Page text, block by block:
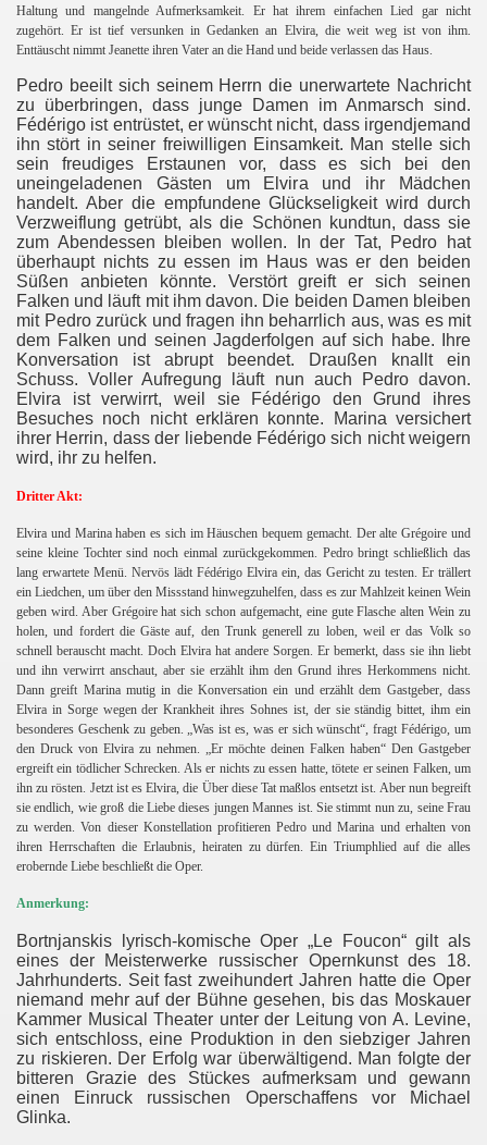
Haltung und mangelnde Aufmerksamkeit. Er hat ihrem einfachen Lied gar nicht
zugehört. Er ist tief versunken in Gedanken an Elvira, die weit weg ist von ihm.
Enttäuscht nimmt Jeanette ihren Vater an die Hand und beide verlassen das Haus.
Pedro beeilt sich seinem Herrn die unerwartete Nachricht
zu überbringen, dass junge Damen im Anmarsch sind.
Fédérigo ist entrüstet, er wünscht nicht, dass irgendjemand
ihn stört in seiner freiwilligen Einsamkeit. Man stelle sich
sein freudiges Erstaunen vor, dass es sich bei den
uneingeladenen Gästen um Elvira und ihr Mädchen
handelt. Aber die empfundene Glückseligkeit wird durch
Verzweiflung getrübt, als die Schönen kundtun, dass sie
zum Abendessen bleiben wollen. In der Tat, Pedro hat
überhaupt nichts zu essen im Haus was er den beiden
Süßen anbieten könnte. Verstört greift er sich seinen
Falken und läuft mit ihm davon. Die beiden Damen bleiben
mit Pedro zurück und fragen ihn beharrlich aus, was es mit
dem Falken und seinen Jagderfolgen auf sich habe. Ihre
Konversation ist abrupt beendet. Draußen knallt ein
Schuss. Voller Aufregung läuft nun auch Pedro davon.
Elvira ist verwirrt, weil sie Fédérigo den Grund ihres
Besuches noch nicht erklären konnte. Marina versichert
ihrer Herrin, dass der liebende Fédérigo sich nicht weigern
wird, ihr zu helfen.
Dritter Akt:
Elvira und Marina haben es sich im Häuschen bequem gemacht. Der alte Grégoire und
seine kleine Tochter sind noch einmal zurückgekommen. Pedro bringt schließlich das
lang erwartete Menü. Nervös lädt Fédérigo Elvira ein, das Gericht zu testen. Er trällert
ein Liedchen, um über den Missstand hinwegzuhelfen, dass es zur Mahlzeit keinen Wein
geben wird. Aber Grégoire hat sich schon aufgemacht, eine gute Flasche alten Wein zu
holen, und fordert die Gäste auf, den Trunk generell zu loben, weil er das Volk so
schnell berauscht macht. Doch Elvira hat andere Sorgen. Er bemerkt, dass sie ihn liebt
und ihn verwirrt anschaut, aber sie erzählt ihm den Grund ihres Herkommens nicht.
Dann greift Marina mutig in die Konversation ein und erzählt dem Gastgeber, dass
Elvira in Sorge wegen der Krankheit ihres Sohnes ist, der sie ständig bittet, ihm ein
besonderes Geschenk zu geben. „Was ist es, was er sich wünscht“, fragt Fédérigo, um
den Druck von Elvira zu nehmen. „Er möchte deinen Falken haben“ Den Gastgeber
ergreift ein tödlicher Schrecken. Als er nichts zu essen hatte, tötete er seinen Falken, um
ihn zu rösten. Jetzt ist es Elvira, die Über diese Tat maßlos entsetzt ist. Aber nun begreift
sie endlich, wie groß die Liebe dieses jungen Mannes ist. Sie stimmt nun zu, seine Frau
zu werden. Von dieser Konstellation profitieren Pedro und Marina und erhalten von
ihren Herrschaften die Erlaubnis, heiraten zu dürfen. Ein Triumphlied auf die alles
erobernde Liebe beschließt die Oper.
Anmerkung:
Bortnjanskis lyrisch-komische Oper „Le Foucon“ gilt als
eines der Meisterwerke russischer Opernkunst des 18.
Jahrhunderts. Seit fast zweihundert Jahren hatte die Oper
niemand mehr auf der Bühne gesehen, bis das Moskauer
Kammer Musical Theater unter der Leitung von A. Levine,
sich entschloss, eine Produktion in den siebziger Jahren
zu riskieren. Der Erfolg war überwältigend. Man folgte der
bitteren Grazie des Stückes aufmerksam und gewann
einen Einruck russischen Operschaffens vor Michael
Glinka.
1
II